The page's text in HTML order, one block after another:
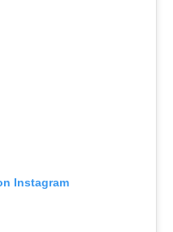
Instagram